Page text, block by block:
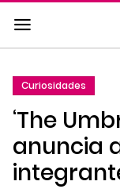
Saltar
al
contenido
la
navegación
principal
Curiosidades
‘The
anuncia